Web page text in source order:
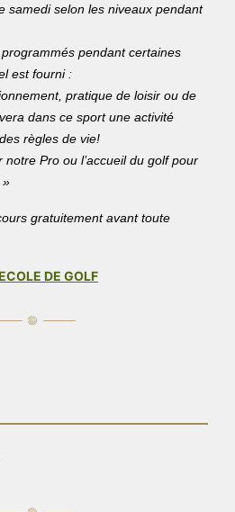
samedi selon les niveaux pendant
pendant certaines
est fourni :
pratique de loisir ou de
dans ce sport une activité
règles de vie!
notre Pro ou l’accueil du golf pour
»
gratuitement avant toute
DE GOLF